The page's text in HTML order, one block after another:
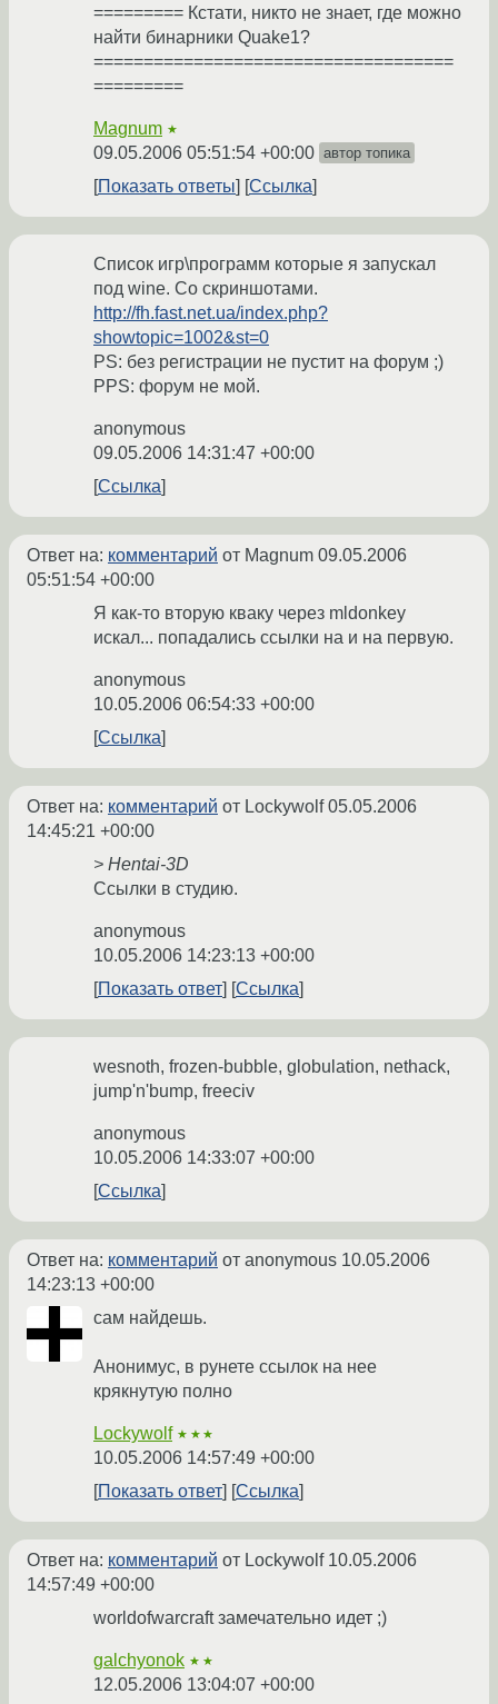
========= Кстати, никто не знает, где можно
найти бинарники Quake1?
====================================
=========
Magnum ★
09.05.2006 05:51:54 +00:00 автор топика
Показать ответы Ссылка
Список игр\программ которые я запускал
под wine. Со скриншотами.
http://fh.fast.net.ua/index.php?
showtopic=1002&st=0
PS: без регистрации не пустит на форум ;)
PPS: форум не мой.
anonymous
09.05.2006 14:31:47 +00:00
Ссылка
Ответ на: комментарий от Magnum 09.05.2006
05:51:54 +00:00
Я как-то вторую кваку через mldonkey
искал... попадались ссылки на и на первую.
anonymous
10.05.2006 06:54:33 +00:00
Ссылка
Ответ на: комментарий от Lockywolf05.05.2006
14:45:21 +00:00
> Hentai-3D
Ссылки в студию.
anonymous
10.05.2006 14:23:13 +00:00
Показать ответ
Ссылка
wesnoth, frozen-bubble, globulation, nethack,
jump'n'bump, freeciv
anonymous
10.05.2006 14:33:07 +00:00
Ссылка
Ответ на: комментарий от anonymous 10.05.2006
14:23:13 +00:00
сам найдешь.
Анонимус, в рунете ссылок на нее
крякнутую полно
Lockywolf ★★★
10.05.2006 14:57:49 +00:00
Показать ответ
Ссылка
Ответ на: комментарий от Lockywolf 10.05.2006
14:57:49 +00:00
worldofwarcraft замечательно идет ;)
galchyonok ★★
12.05.2006 13:04:07 +00:00